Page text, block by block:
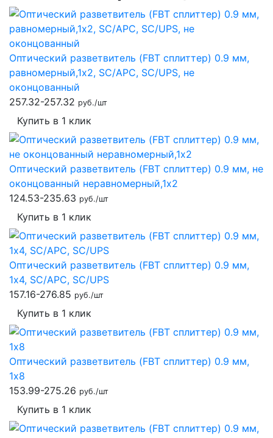
Оптический разветвитель (FBT сплиттер) 0.9 мм,
равномерный,1x2, SC/APC, SC/UPS, не
оконцованный
257.32-257.32 руб./шт
Купить в 1 клик
Оптический разветвитель (FBT сплиттер) 0.9 мм, не
оконцованный неравномерный,1x2
124.53-235.63 руб./шт
Купить в 1 клик
Оптический разветвитель (FBT сплиттер) 0.9 мм,
1x4, SC/APC, SC/UPS
157.16-276.85 руб./шт
Купить в 1 клик
Оптический разветвитель (FBT сплиттер) 0.9 мм,
1x8
153.99-275.26 руб./шт
Купить в 1 клик